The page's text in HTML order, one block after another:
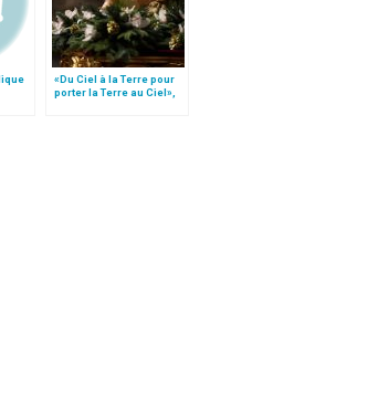
«Du Ciel à la Terre pour
porter la Terre au Ciel»,